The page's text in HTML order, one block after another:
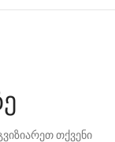
თქვენი